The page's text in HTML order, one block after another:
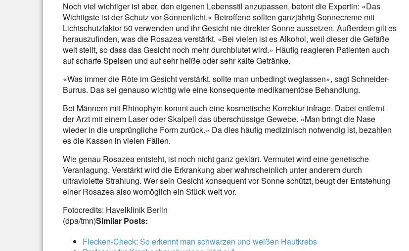
Noch viel wichtiger ist aber, den eigenen Lebensstil anzupassen, betont die Expertin: «Das
Wichtigste ist der Schutz vor Sonnenlicht.» Betroffene sollten ganzjährig Sonnecreme mit
Lichtschutzfaktor 50 verwenden und ihr Gesicht nie direkter Sonne aussetzen. Außerdem gilt es
herauszufinden, was die Rosazea verstärkt. «Bei vielen ist es Alkohol, weil dieser die Gefäße
weit stellt, so dass das Gesicht noch mehr durchblutet wird.» Häufig reagieren Patienten auch
auf scharfe Speisen und auf sehr heiße oder sehr kalte Getränke.
«Was immer die Röte im Gesicht verstärkt, sollte man unbedingt weglassen», sagt Schneider-
Burrus. Das sei genauso wichtig wie eine konsequente medikamentöse Behandlung.
Bei Männern mit Rhinophym kommt auch eine kosmetische Korrektur infrage. Dabei entfernt
der Arzt mit einem Laser oder Skalpell das überschüssige Gewebe. «Man bringt die Nase
wieder in die ursprüngliche Form zurück.» Da dies häufig medizinisch notwendig ist, bezahlen
es die Kassen in vielen Fällen.
Wie genau Rosazea entsteht, ist noch nicht ganz geklärt. Vermutet wird eine genetische
Veranlagung. Verstärkt wird die Erkrankung aber wahrscheinlich unter anderem durch
ultraviolette Strahlung. Wer sein Gesicht konsequent vor Sonne schützt, beugt der Entstehung
einer Rosazea also womöglich ein Stück weit vor.
Fotocredits: Havelklinik Berlin
(dpa/tmn)Similar Posts:
Flecken-Check: So erkennt man schwarzen und weißen Hautkrebs